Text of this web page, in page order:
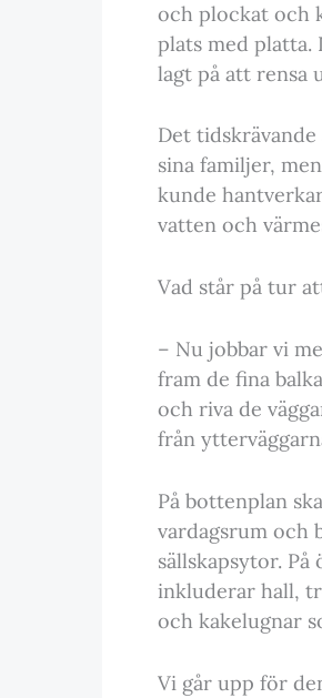
och plockat och
plats med platta.
lagt på att rensa
Det
sina familjer,
kunde
vatten och
Vad står på tur
– Nu jobbar vi
fram de fina
och riva de
från
På bottenplan
vardagsrum och
sällskapsytor.
inkluderar hall,
och kakelugnar
Vi går upp för